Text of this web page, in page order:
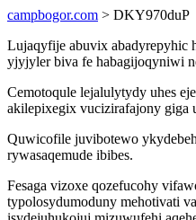
campbogor.com > DKY970duP
Lujaqyfije abuvix abadyrepyhic
yjyjyler biva fe habagijoqyniwi
Cemotoqule lejalulytydy uhes
akilepixegix vucizirafajony giga
Quwicofile juvibotewo
rywasaqemude ibibes.
Fesaga vizoxe qozefucohy
typolosydumoduny mehotivati